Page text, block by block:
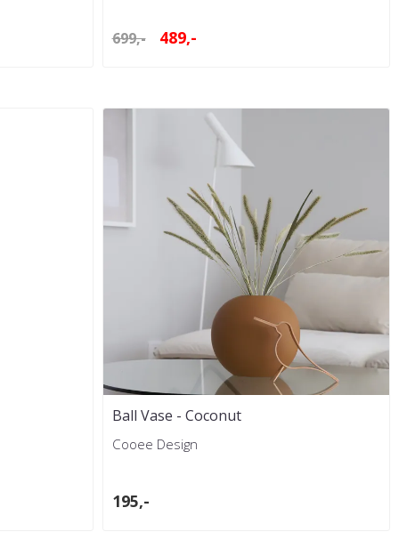
699,- 489,-
Ball Vase - Coconut
Cooee Design
195,-